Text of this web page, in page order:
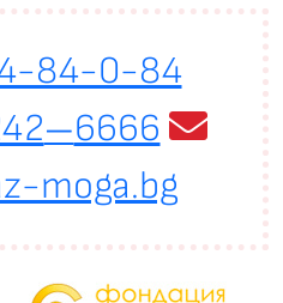
84-0-84
—6666
moga.bg